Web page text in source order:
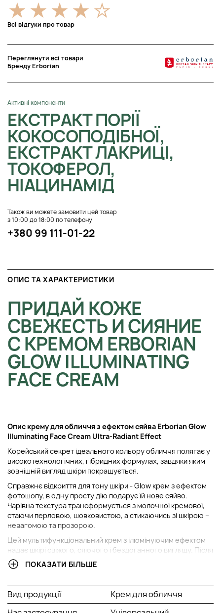
Всі відгуки про товар
Переглянути всі товари
Бренду Erborian
Активні компоненти
ЕКСТРАКТ ПОРІЇ
КОКОСОПОДІБНОЇ,
ЕКСТРАКТ ЛАКРИЦІ,
ТОКОФЕРОЛ,
НІАЦИНАМІД
Також ви можете замовити цей товар
з 10:00 до 18:00 по телефону
+380 99 111-01-22
ОПИС ТА ХАРАКТЕРИСТИКИ
ПРИДАЙ КОЖЕ
СВЕЖЕСТЬ И СИЯНИЕ
С КРЕМОМ ERBORIAN
GLOW ILLUMINATING
FACE CREAM
Опис крему для обличчя з ефектом сяйва Erborian Glow
Illuminating Face Cream Ultra-Radiant Effect
Корейський секрет ідеального кольору обличчя полягає у
високотехнологічних, гібридних формулах, завдяки яким
зовнішній вигляд шкіри покращується.
Справжнє відкриття для тону шкіри - Glow крем з ефектом
фотошопу, в одну просту дію подарує їй нове сяйво.
Чарівна текстура трансформується з молочної кремової,
стаючи перловою, шовковистою, а стикаючись зі шкірою –
невагомою та прозорою.
Цей мультифункціональний крем з ілюмінуючим ефектом
надає шкірі свіжого, сяючого і бездоганного вигляду. Після
зіткнення крему зі шкірою, на ній наче розкриваються
перламутрові частинки, які вирівнюють тон і створюють
У чому перевага крему для обличчя з ефектом сяйва
Erborian Glow Illuminating Face Cream Ultra-Radiant
ПОКАЗАТИ БІЛЬШЕ
Вид продукції
Крем для обличчя